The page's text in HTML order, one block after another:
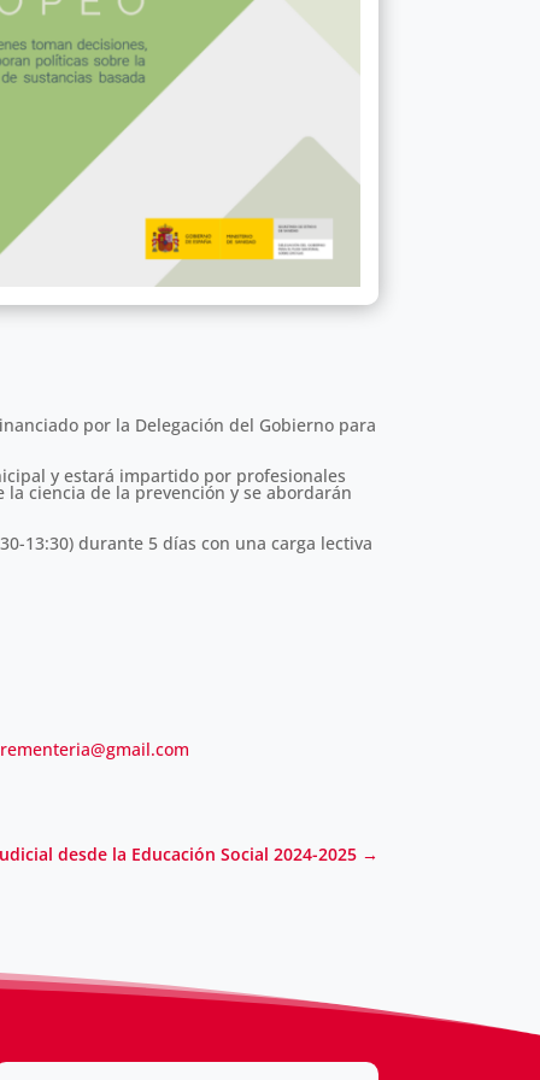
por la Delegación del Gobierno para
y estará impartido por profesionales
la ciencia de la prevención y se abordarán
13:30) durante 5 días con una carga lectiva
desde la Educación Social 2024-2025→